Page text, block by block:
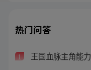
热门问答
1 王国血脉主角能力